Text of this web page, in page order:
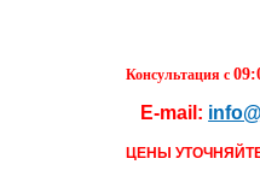
Перейти к основномуКонсультация с
E-mail:
ЦЕНЫ